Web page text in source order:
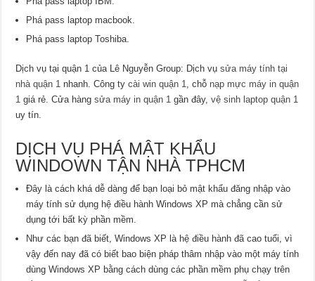
Phá pass laptop macbook.
Phá pass laptop Toshiba.
Dịch vụ tại quận 1 của Lê Nguyễn Group: Dịch vụsửa máy tính tại
nhà quận 1 nhanh. Công tycài win quận 1, chỗ nạp mực máy in quận
1 giá rẻ. Cửa hàngsửa máy in quận 1 gần đây,vệ sinh laptop quận 1
uy tín.
DỊCH VỤ PHÁ MẬT KHẨU
WINDOWN TẬN NHÀ TPHCM
Đây là cách khá dễ dàng để bạn loại bỏ mật khẩu đăng nhập vào
máy tính sử dụng hệ điều hành Windows XP mà chẳng cần sử
dụng tới bất kỳ phần mềm.
Như các bạn đã biết, Windows XP là hệ điều hành đã cao tuổi, vì
vậy đến nay đã có biết bao biện pháp thâm nhập vào một máy tính
dùng Windows XP bằng cách dùng các phần mềm phụ chạy trên